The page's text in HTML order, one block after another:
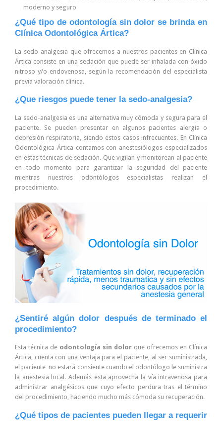
moderno y seguro
¿Qué tipo de odontología sin dolor se brinda en
Clínica Odontológica Ártica?
La sedo-analgesia que ofrecemos a nuestros pacientes en Clínica
Ártica consiste en una sedación que puede ser inhalada con óxido
nitroso y/o endovenosa, según la recomendación del especialista
previa valoración clínica.
¿Que riesgos puede tener la sedo-analgesia?
La sedo-analgesia es una alternativa muy cómoda y segura para el
paciente. Se pueden presentar en algunos pacientes alergia o
depresión respiratoria, siendo estos casos infrecuentes. En Clínica
Odontológica Ártica contamos con anestesiólogos especializados
en estas técnicas de sedación. Que vigilan y monitorean al paciente
en todo momento para garantizar la seguridad del paciente
mientras nuestros odontólogos especialistas realizan el
procedimiento.
¿Sentiré algún dolor después de terminado el
procedimiento?
Esta técnica de odontología sin dolor que ofrecemos en Clínica
Ártica, cuenta con una ventaja para el paciente, al ser suministrada,
el paciente no estará consiente cuando el odontólogo le suministra
la anestesia local. Además esta aprovecha la vía intravenosa para
administrar analgésicos que cuyo efecto perdura tras el término
del procedimiento, haciendo mucho más cómoda su recuperación.
¿Qué tipos de pacientes pueden llegar a requerir